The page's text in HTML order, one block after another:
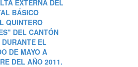
EXTERNA DEL
BÁSICO
QUINTERO
DEL CANTÓN
EL
DE MAYO A
DEL AÑO 2011.